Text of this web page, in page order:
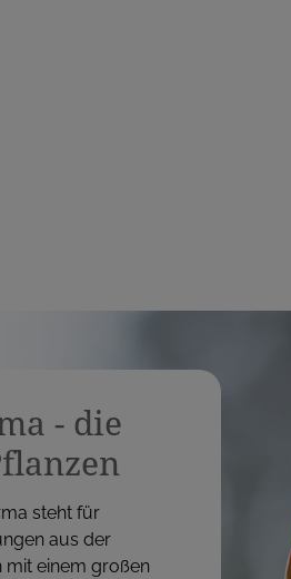
- die
steht für
aus der
mit einem großen